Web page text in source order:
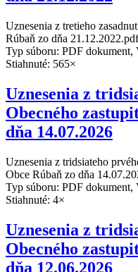
Uznesenia z tretieho
Rúbaň zo dňa 21.12.2022.pdf
Typ súboru: PDF
Stiahnuté: 565×
Uznesenia z
Obecného
dňa 14.07.2026
Uznesenia z tridsiateho
Obce Rúbaň zo dňa
Typ súboru: PDF
Stiahnuté: 4×
Uznesenia z
Obecného
dňa 12.06.2026